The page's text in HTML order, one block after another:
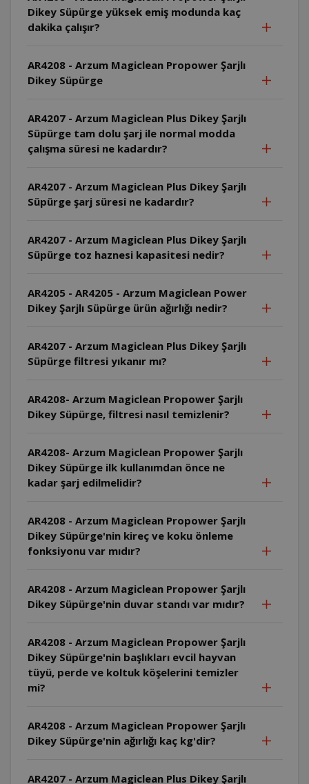
Dikey Süpürge yüksek emiş modunda kaç
dakika çalışır?
AR4208 - Arzum Magiclean Propower Şarjlı
Dikey Süpürge
AR4207 - Arzum Magiclean Plus Dikey Şarjlı
Süpürge tam dolu şarj ile normal modda
çalışma süresi ne kadardır?
AR4207 - Arzum Magiclean Plus Dikey Şarjlı
Süpürge şarj süresi ne kadardır?
AR4207 - Arzum Magiclean Plus Dikey Şarjlı
Süpürge toz haznesi kapasitesi nedir?
AR4205 - AR4205 - Arzum Magiclean Power
Dikey Şarjlı Süpürge ürün ağırlığı nedir?
AR4207 - Arzum Magiclean Plus Dikey Şarjlı
Süpürge filtresi yıkanır mı?
AR4208- Arzum Magiclean Propower Şarjlı
Dikey Süpürge, filtresi nasıl temizlenir?
AR4208- Arzum Magiclean Propower Şarjlı
Dikey Süpürge ilk kullanımdan önce ne
kadar şarj edilmelidir?
AR4208 - Arzum Magiclean Propower Şarjlı
Dikey Süpürge'nin kireç ve koku önleme
fonksiyonu var mıdır?
AR4208 - Arzum Magiclean Propower Şarjlı
Dikey Süpürge'nin duvar standı var mıdır?
AR4208 - Arzum Magiclean Propower Şarjlı
Dikey Süpürge'nin başlıkları evcil hayvan
tüyü, perde ve koltuk köşelerini temizler
mi?
AR4208 - Arzum Magiclean Propower Şarjlı
Dikey Süpürge'nin ağırlığı kaç kg'dir?
AR4207 - Arzum Magiclean Plus Dikey Şarjlı